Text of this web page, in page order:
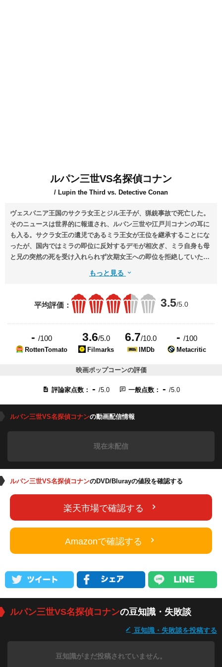
ルパン三世VS名探偵コナン
/ Lupin the Third vs. Detective Conan
ヴェスパニア王国のサクラ女王とジル王子が、猟銃事故で死亡した。
そのニュースは世界的に報道され、ルパン三世や江戸川コナンの耳に
も入る。サクラ女王の遺児であるミラ王女が王位を継承することにな
ったが、国内ではミラの即位に反対するデモが相次ぎ、ミラ自身も母
と兄の突然の死を受け入れられず次期女王への即位を拒絶していた。
ために来日するが、会場で毒殺されかけたところを鈴木園子に招待さ
た。しかし、自分の命が狙われたことにショックを受けたミラは、警
備の目をすり抜けてホテルから逃げ出してしまう。
もっと見る
平均評価： 3.5/5.0
- /100
RottenTomato
3.6/5.0
Filmarks
6.7/10.0
IMDb
- /100
Metacritic
映画ポップコーンの評価
評論家点数： - /5.0 一般点数： - /5.0
ルパン三世VS名探偵コナンの動画配信情報
現在未配信
ルパン三世VS名探偵コナンのDVD/Blurayの値段を確認する
楽天市場で確認する
Amazonで確認する
ルパン三世VS名探偵コナンの豆知識・失敗談
豆知識・失敗談を投稿する
豆知識がまだ投稿されていません。